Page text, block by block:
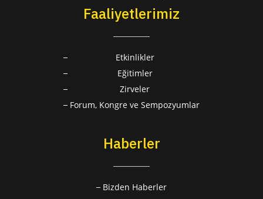
Faaliyetlerimiz
Etkinlikler
Eğitimler
Zirveler
Forum, Kongre ve Sempozyumlar
Haberler
Bizden Haberler